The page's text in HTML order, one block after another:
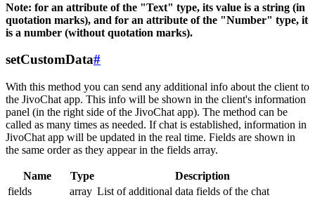
Note: for an attribute of the "Text" type, its value is a string (in
quotation marks), and for an attribute of the "Number" type, it
is a number (without quotation marks).
setCustomData#
With this method you can send any additional info about the client to
the JivoChat app. This info will be shown in the client's information
panel (in the right side of the JivoChat app). The method can be
called as many times as needed. If chat is established, information in
JivoChat app will be updated in the real time. Fields are shown in
the same order as they appear in the fields array.
Name Type
Description
fields
array List of additional data fields of the chat